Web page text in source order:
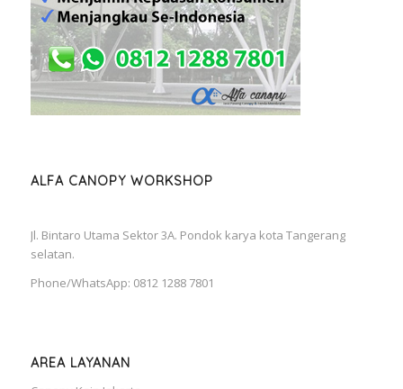
ALFA CANOPY WORKSHOP
Jl. Bintaro Utama Sektor 3A. Pondok karya kota Tangerang
selatan.
Phone/WhatsApp: 0812 1288 7801
AREA LAYANAN